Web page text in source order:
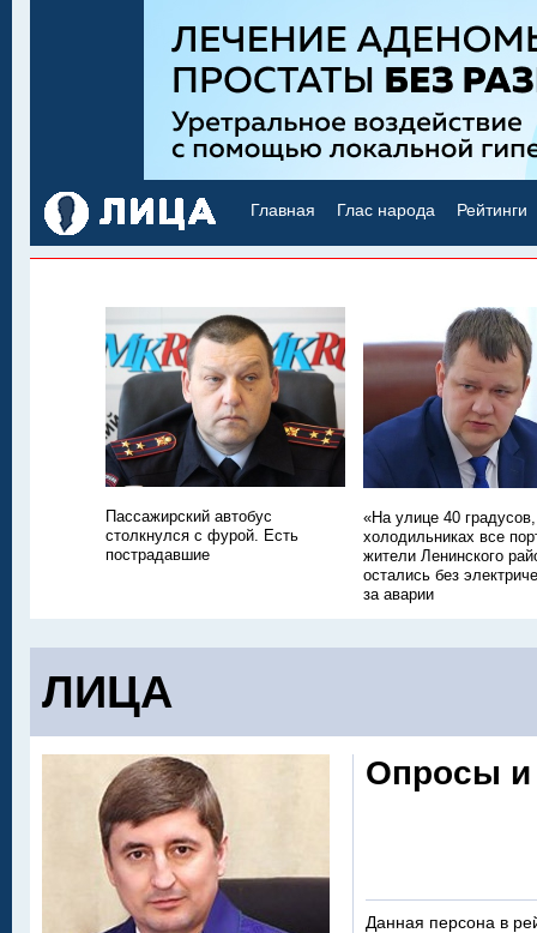
Главная Глас народа Рейтинги
Пассажирский автобус
столкнулся с фурой. Есть
пострадавшие
«На улице 40
холодильниках все
жители Ленинского
остались без
за аварии
ЛИЦА
Опросы и
Данная персона в